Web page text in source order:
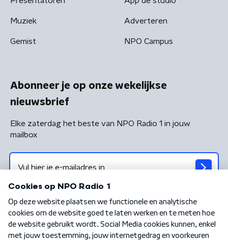
Muziek
Gemist
Adverteren
NPO Campus
Abonneer je op onze wekelijkse
nieuwsbrief
Elke zaterdag het beste van NPO Radio 1 in jouw
mailbox
Algemene voorwaarden